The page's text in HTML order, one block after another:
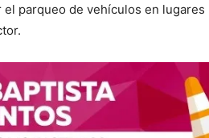
parqueo de vehículos en lugares